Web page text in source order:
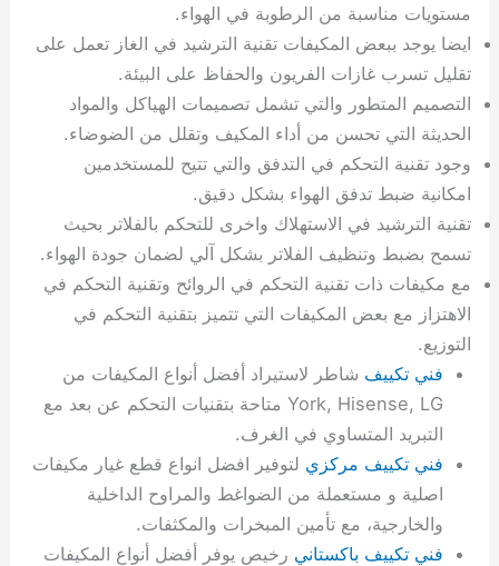
مستويات مناسبة من الرطوبة في الهواء.
ايضا يوجد ببعض المكيفات تقنية الترشيد في الغاز تعمل على
تقليل تسرب غازات الفريون والحفاظ على البيئة.
التصميم المتطور والتي تشمل تصميمات الهياكل والمواد
الحديثة التي تحسن من أداء المكيف وتقلل من الضوضاء.
وجود تقنية التحكم في التدفق والتي تتيح للمستخدمين
امكانية ضبط تدفق الهواء بشكل دقيق.
تقنية الترشيد في الاستهلاك واخرى للتحكم بالفلاتر بحيث
تسمح بضبط وتنظيف الفلاتر بشكل آلي لضمان جودة الهواء.
مع مكيفات ذات تقنية التحكم في الروائح وتقنية التحكم في
الاهتزاز مع بعض المكيفات التي تتميز بتقنية التحكم في
التوزيع.
فني تكييف شاطر لاستيراد أفضل أنواع المكيفات من
York, Hisense, LG متاحة بتقنيات التحكم عن بعد مع
التبريد المتساوي في الغرف.
فني تكييف مركزي لتوفير افضل انواع قطع غيار مكيفات
اصلية و مستعملة من الضواغط والمراوح الداخلية
والخارجية، مع تأمين المبخرات والمكثفات.
فني تكييف باكستاني رخيص يوفر أفضل أنواع المكيفات